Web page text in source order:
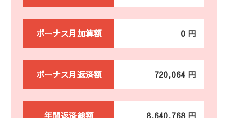
ボーナス月加算額 0 円
ボーナス月返済額 720,064 円
年間返済総額 8,640,768 円